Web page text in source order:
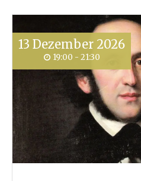
13 Dezember 2026
19:00 - 21:30